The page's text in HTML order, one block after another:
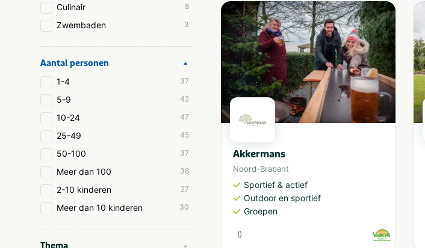
Culinair 8
Zwembaden 3
Aantal personen
1-4 37
5-9 42
10-24 47
25-49 45
50-100 37
Meer dan 100 38
2-10 kinderen 27
Meer dan 10 kinderen 30
Akkermans
Noord-Brabant
Sportief & actief
Outdoor en sportief
Groepen
()